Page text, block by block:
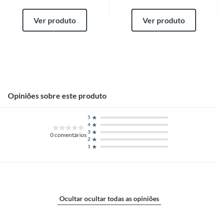
Ver produto Ver produto
Opiniões sobre este produto
0comentários
1
2
3
4
5
Ocultar ocultar todas as opiniões